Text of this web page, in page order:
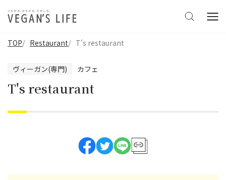
TOP Restaurant T's restaurant
ヴィーガン(専門) カフェ
T's restaurant